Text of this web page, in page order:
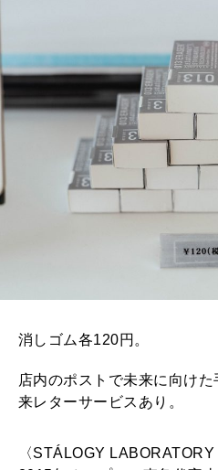
消しゴム各120円。
店内のポストで未来に向け
来レターサービスあり。
〈STÁLOGY LABORATORY